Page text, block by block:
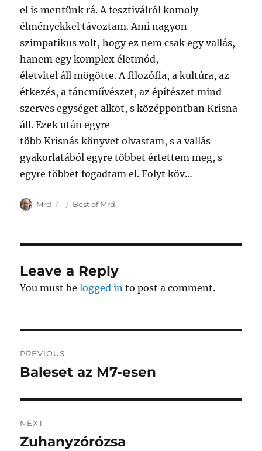
el is mentünk rá. A fesztiválról komoly
élményekkel távoztam. Ami nagyon
szimpatikus volt, hogy ez nem csak egy vallás,
hanem egy komplex életmód,
életvitel áll mögötte. A filozófia, a kultúra, az
étkezés, a táncművészet, az építészet mind
szerves egységet alkot, s középpontban Krisna
áll. Ezek után egyre
több Krisnás könyvet olvastam, s a vallás
gyakorlatából egyre többet értettem meg, s
egyre többet fogadtam el. Folyt köv…
Author
Mrd
Posted
Categories
Best of Mrd
Leave a Reply
You must belogged in to post a comment.
navigation
PREVIOUS
Previous
Baleset az M7-esen
NEXT
Next
Zuhanyzórózsa